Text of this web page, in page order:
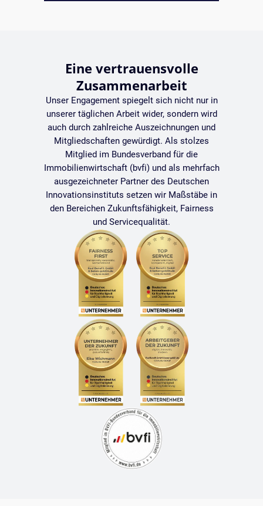
Eine vertrauensvolle
Zusammenarbeit
Unser Engagement spiegelt sich nicht nur in
unserer täglichen Arbeit wider, sondern wird
auch durch zahlreiche Auszeichnungen und
Mitgliedschaften gewürdigt. Als stolzes
Mitglied im Bundesverband für die
Immobilienwirtschaft (bvfi) und als mehrfach
ausgezeichneter Partner des Deutschen
Innovationsinstituts setzen wir Maßstäbe in
den Bereichen Zukunftsfähigkeit, Fairness
und Servicequalität.